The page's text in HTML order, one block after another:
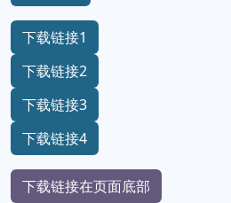
下载链接1
下载链接2
下载链接3
下载链接4
下载链接在页面底部